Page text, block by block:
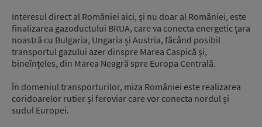
Interesul direct al României aici, și nu doar al României, este
finalizarea gazoductului BRUA, care va conecta energetic țara
noastră cu Bulgaria, Ungaria și Austria, făcând posibil
transportul gazului azer dinspre Marea Caspică și,
bineînțeles, din Marea Neagră spre Europa Centrală.
În domeniul transporturilor, miza României este realizarea
coridoarelor rutier și feroviar care vor conecta nordul și
sudul Europei.